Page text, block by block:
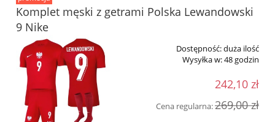
Komplet męski z getrami Polska Lewandowski
9 Nike
Dostępność:duża ilość
Wysyłka w:48 godzin
242,10 zł
Cena regularna:269,00 zł